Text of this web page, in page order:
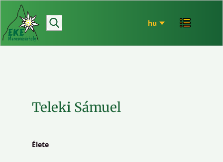
hírek
bemutatkozó
EKE történet
Teleki Sámuel
Élete